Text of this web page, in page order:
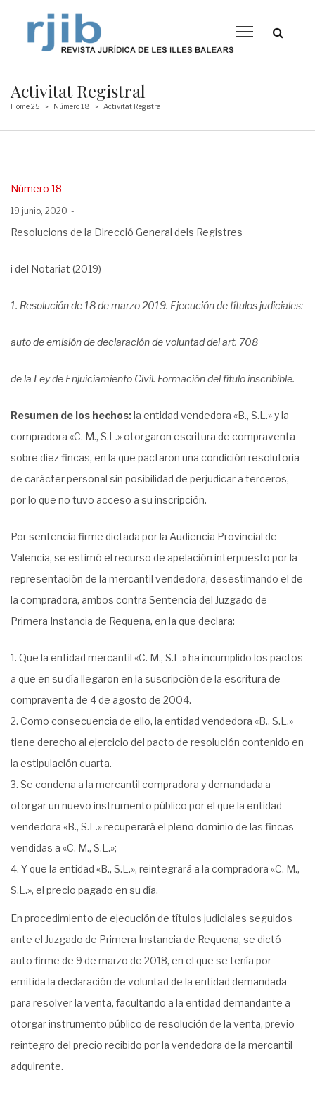
Activitat Registral
Home 25 > Número 18 > Activitat Registral
Posted
in
Número 18
Posted
19 junio, 2020
Resolucions de la Direcció General dels Registres
i del Notariat (2019)
1. Resolución de 18 de marzo 2019. Ejecución de títulos judiciales:
auto de emisión de declaración de voluntad del art. 708
de la Ley de Enjuiciamiento Civil. Formación del título inscribible.
Resumen de los hechos:la entidad vendedora «B., S.L.» y la
compradora «C. M., S.L.» otorgaron escritura de compraventa
sobre diez fincas, en la que pactaron una condición resolutoria
de carácter personal sin posibilidad de perjudicar a terceros,
por lo que no tuvo acceso a su inscripción.
Por sentencia firme dictada por la Audiencia Provincial de
Valencia, se estimó el recurso de apelación interpuesto por la
representación de la mercantil vendedora, desestimando el de
la compradora, ambos contra Sentencia del Juzgado de
Primera Instancia de Requena, en la que declara:
Que la entidad mercantil «C. M., S.L.» ha incumplido los pactos
a que en su día llegaron en la suscripción de la escritura de
compraventa de 4 de agosto de 2004.
Como consecuencia de ello, la entidad vendedora «B., S.L.»
tiene derecho al ejercicio del pacto de resolución contenido en
la estipulación cuarta.
Se condena a la mercantil compradora y demandada a
otorgar un nuevo instrumento público por el que la entidad
vendedora «B., S.L.» recuperará el pleno dominio de las fincas
vendidas a «C. M., S.L.»;
Y que la entidad «B., S.L.», reintegrará a la compradora «C. M.,
S.L.», el precio pagado en su día.
En procedimiento de ejecución de títulos judiciales seguidos
ante el Juzgado de Primera Instancia de Requena, se dictó
auto firme de 9 de marzo de 2018, en el que se tenía por
emitida la declaración de voluntad de la entidad demandada
para resolver la venta, facultando a la entidad demandante a
otorgar instrumento público de resolución de la venta, previo
reintegro del precio recibido por la vendedora de la mercantil
adquirente.